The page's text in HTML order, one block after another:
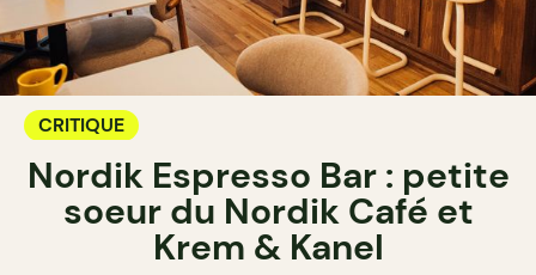
CRITIQUE
Nordik Espresso Bar : petite
soeur du Nordik Café et
Krem & Kanel